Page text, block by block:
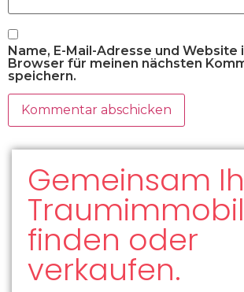
Name, E-Mail-Adresse und Website
Browser für meinen nächsten
speichern.
Gemeinsam
finden oder
verkaufen.